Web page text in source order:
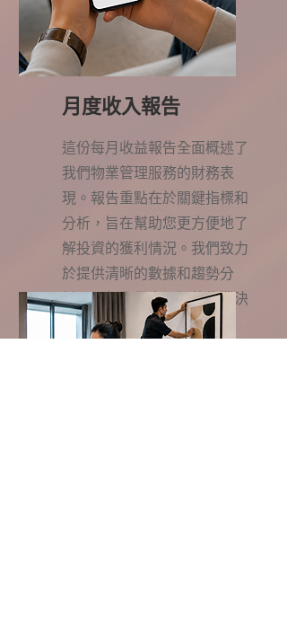
月度收入報告
這份每月收益報告全面概述了
我們物業管理服務的財務表
現。報告重點在於關鍵指標和
分析，旨在幫助您更方便地了
解投資的獲利情況。我們致力
於提供清晰的數據和趨勢分
析，以便您做出明智的物業決
策。